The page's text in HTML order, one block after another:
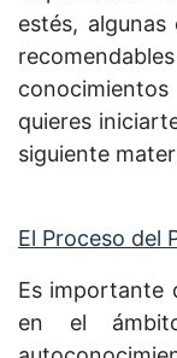
estés,
quieres
siguiente
El Proceso del
Es importante
en el